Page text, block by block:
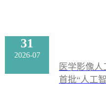
31
2026-07
医学影像
首批“人工